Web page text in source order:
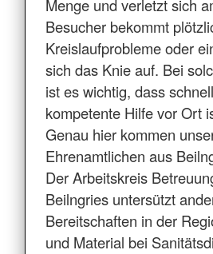
Menge und verletzt sich
Besucher bekommt
Kreislaufprobleme oder
sich das Knie auf. Bei
ist es wichtig, dass
kompetente Hilfe vor Ort
Genau hier kommen
Ehrenamtlichen aus
Der Arbeitskreis
Beilngries untersützt
Bereitschaften in der
und Material bei